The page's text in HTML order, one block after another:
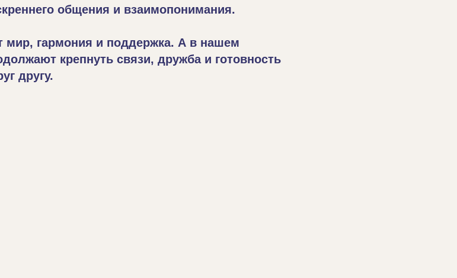
общения и взаимопонимания.
мир, гармония и поддержка. А в нашем
крепнуть связи, дружба и готовность
другу.